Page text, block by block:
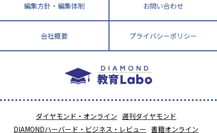
編集方針・編集体制 お問い合わせ
会社概要 プライバシーポリシー
ダイヤモンド・オンライン 週刊ダイヤモンド
DIAMONDハーバード・ビジネス・レビュー 書籍オンライン